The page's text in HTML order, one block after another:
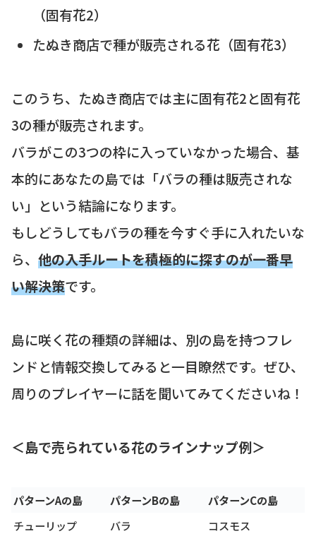
（固有花2）
たぬき商店で種が販売される花（固有花3）
このうち、たぬき商店では主に固有花2と固有花
3の種が販売されます。
バラがこの3つの枠に入っていなかった場合、基
本的にあなたの島では「バラの種は販売されな
い」という結論になります。
もしどうしてもバラの種を今すぐ手に入れたいな
ら、 他の入手ルートを積極的に探すのが一番早
い解決策です。
島に咲く花の種類の詳細は、別の島を持つフレ
ンドと情報交換してみると一目瞭然です。ぜひ、
周りのプレイヤーに話を聞いてみてくださいね！
＜島で売られている花のラインナップ例＞
パターンAの島 パターンBの島
パターンCの島
チューリップ
バラ
コスモス